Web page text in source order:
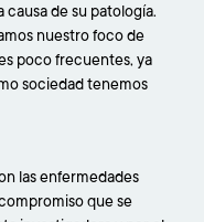
de su patología.
nuestro foco de
poco frecuentes, ya
sociedad tenemos
las enfermedades
que se